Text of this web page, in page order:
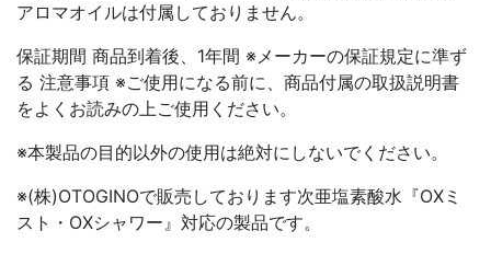
アロマオイルは付属しておりません。
保証期間 商品到着後、1年間 ※メーカーの保証規定に準ず
る 注意事項 ※ご使用になる前に、商品付属の取扱説明書
をよくお読みの上ご使用ください。
※本製品の目的以外の使用は絶対にしないでください。
※(株)OTOGINOで販売しております次亜塩素酸水『OXミ
スト・OXシャワー』対応の製品です。